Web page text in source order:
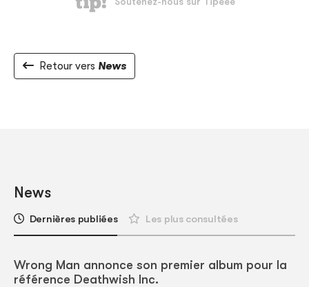
Retour vers News
News
Dernières publiées Les plus consultées
Wrong Man annonce son premier album pour la
référence Deathwish Inc.